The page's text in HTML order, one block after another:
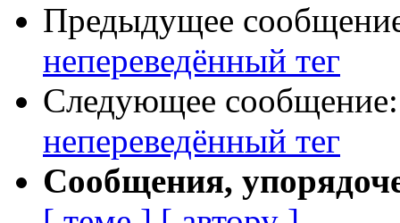
Предыдущее
непереведённый тег
Следующее
непереведённый тег
Сообщения,